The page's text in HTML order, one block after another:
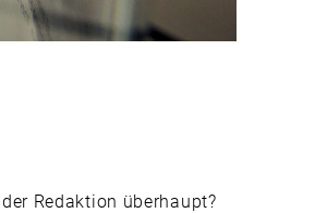
KEIN
Redaktion überhaupt?